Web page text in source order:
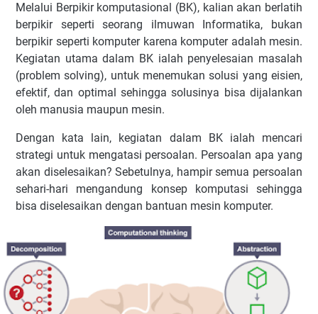
Melalui Berpikir komputasional (BK), kalian akan berlatih
berpikir seperti seorang ilmuwan Informatika, bukan
berpikir seperti komputer karena komputer adalah mesin.
Kegiatan utama dalam BK ialah penyelesaian masalah
(problem solving), untuk menemukan solusi yang eisien,
efektif, dan optimal sehingga solusinya bisa dijalankan
oleh manusia maupun mesin.
Dengan kata lain, kegiatan dalam BK ialah mencari
strategi untuk mengatasi persoalan. Persoalan apa yang
akan diselesaikan? Sebetulnya, hampir semua persoalan
sehari-hari mengandung konsep komputasi sehingga
bisa diselesaikan dengan bantuan mesin komputer.